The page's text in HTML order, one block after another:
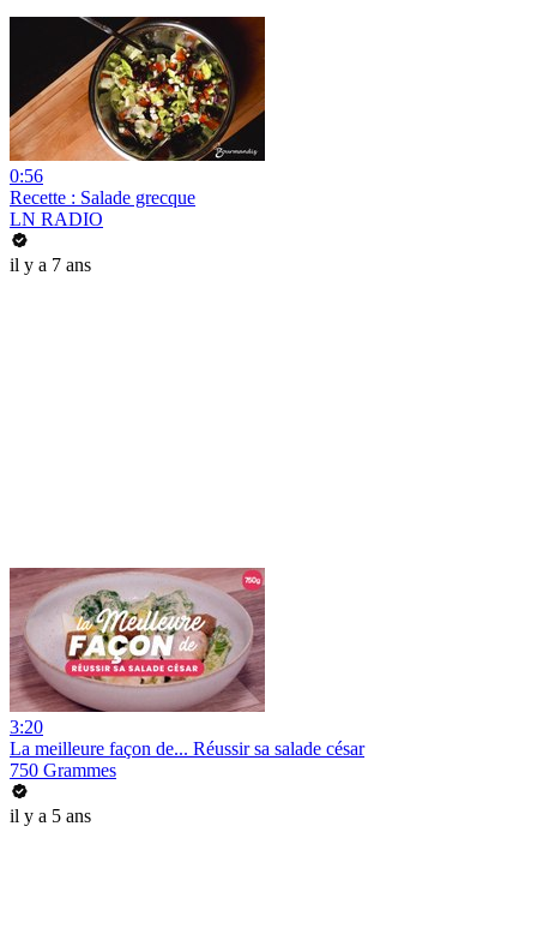
0:56
Recette : Salade grecque
LN RADIO
il y a 7 ans
3:20
La meilleure façon de... Réussir sa salade césar
750 Grammes
il y a 5 ans